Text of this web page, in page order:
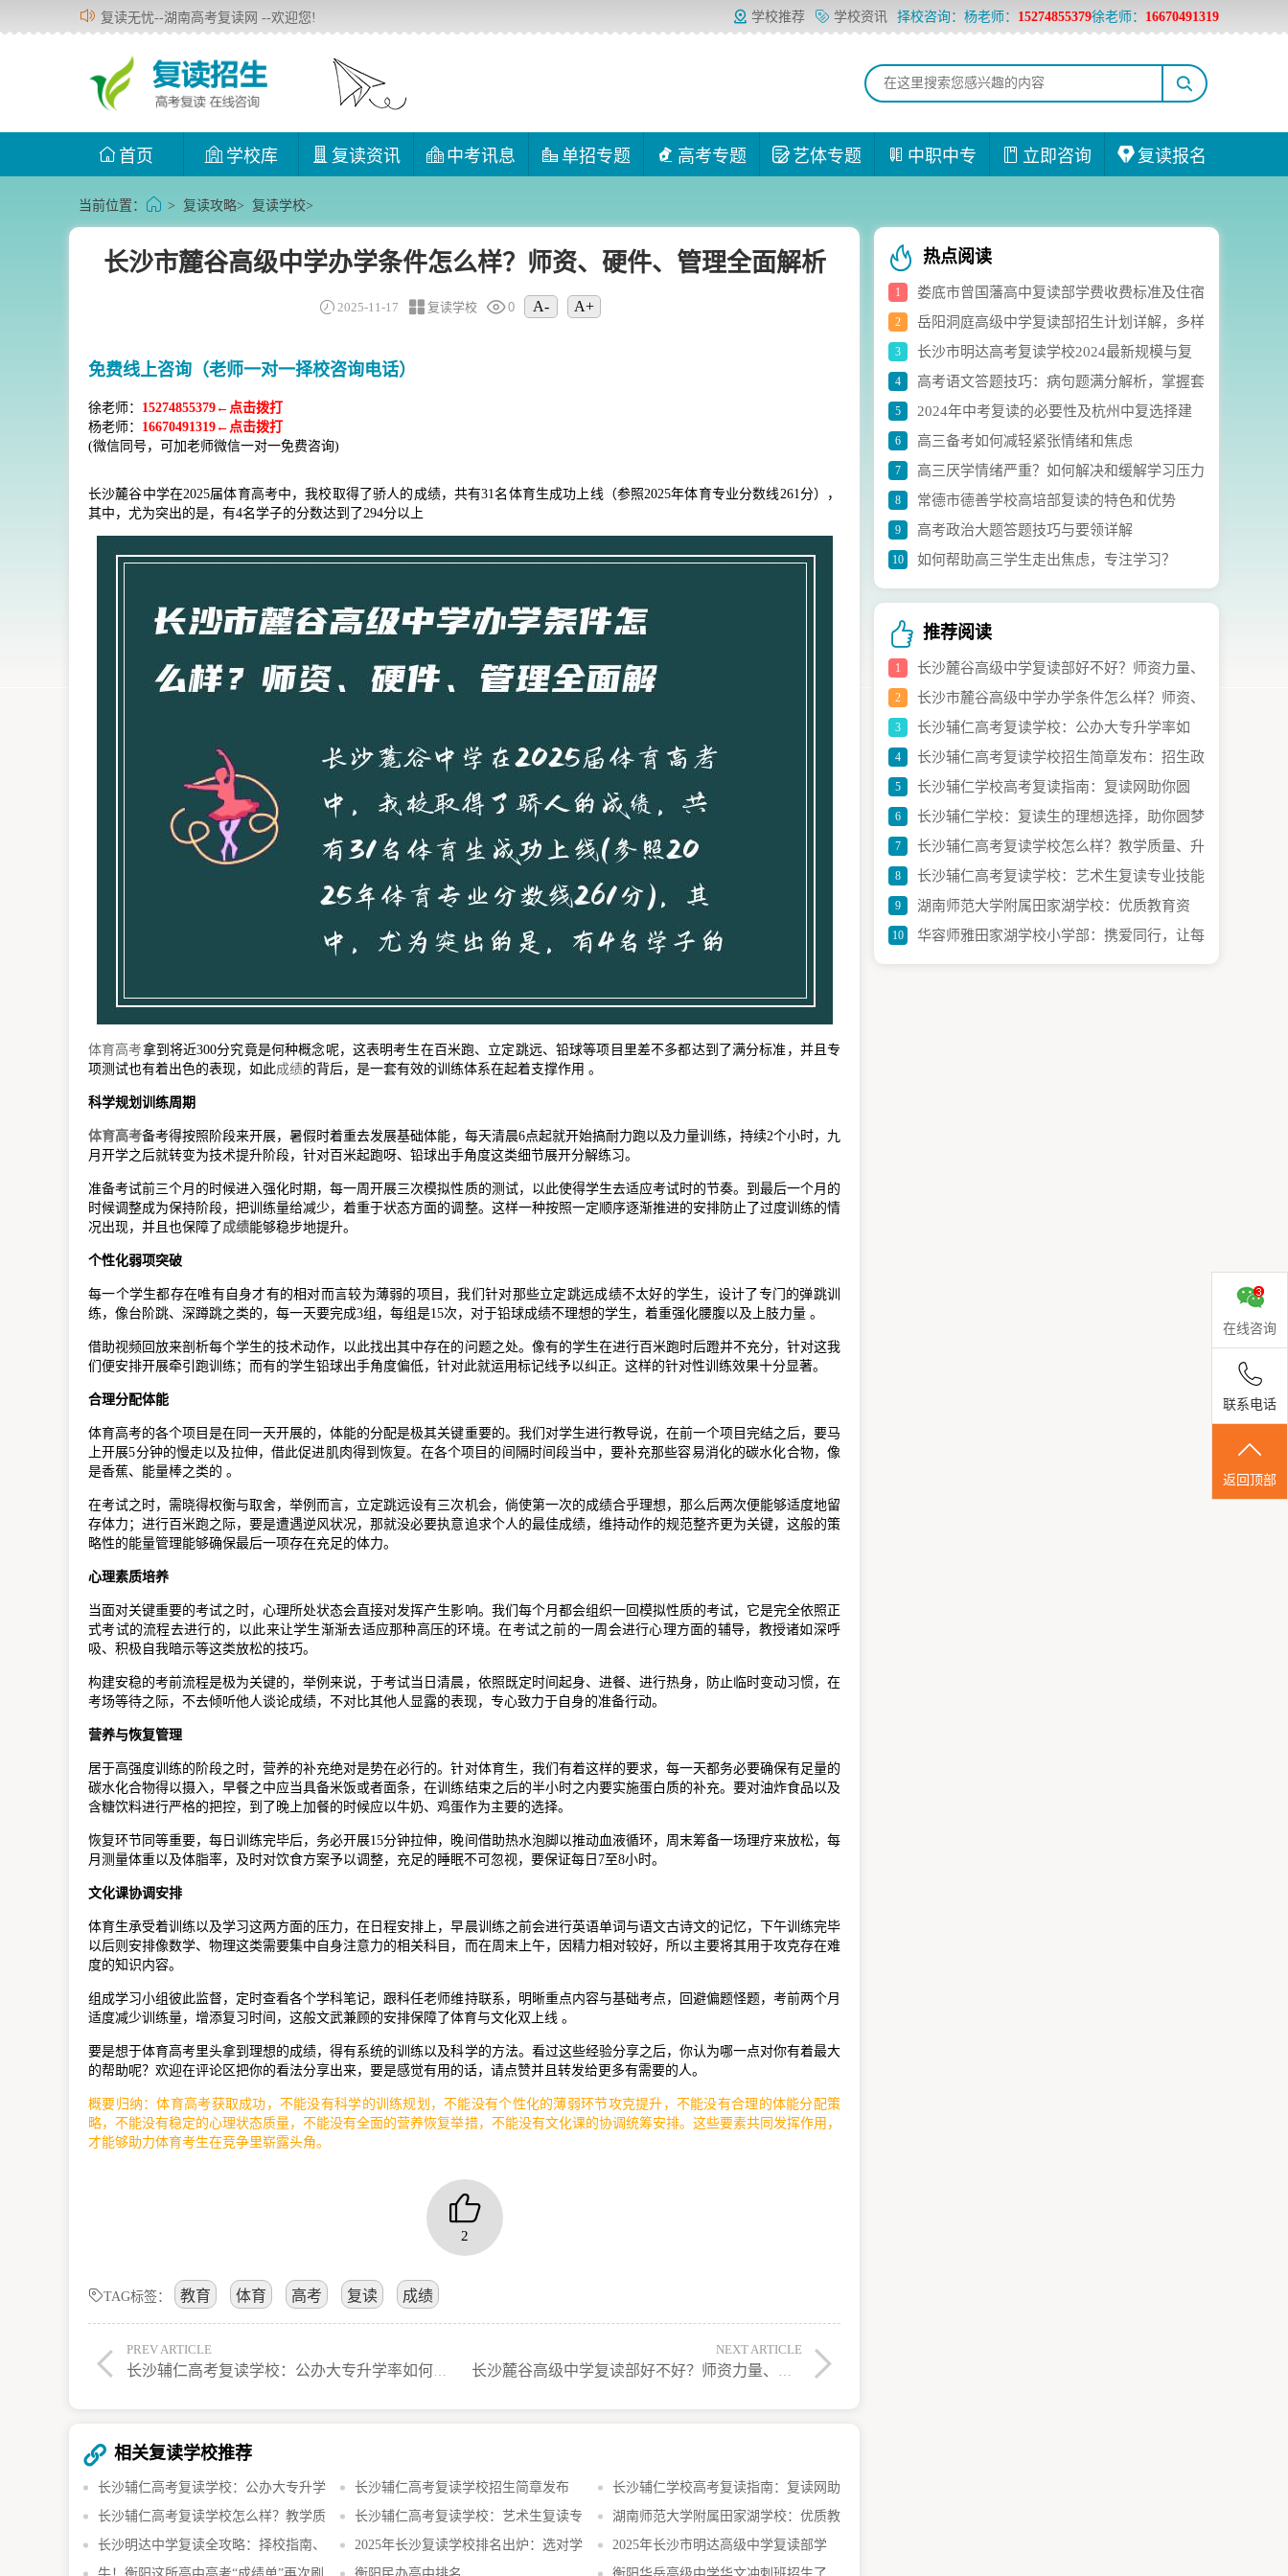
复读无忧--湖南高考复读网 --欢迎您!
首页 学校库 复读资讯 中考讯息 单招专题 高考专题 艺体专题 中职中专 立即咨询 复读报名
学校推荐 学校资讯 择校咨询：杨老师： 15274855379徐老师： 16670491319
当前位置： > 复读攻略> 复读学校>
长沙市麓谷高级中学办学条件怎么样？师资、硬件、管理全面解析
2025-11-17 复读学校 0 A- A+
免费线上咨询（老师一对一择校咨询电话）
徐老师： 15274855379←点击拨打
杨老师： 16670491319←点击拨打
(微信同号，可加老师微信一对一免费咨询)
长沙麓谷中学在2025届体育高考中，我校取得了骄人的成绩，共有31名体育生成功上线（参照2025年体育专业分数线261分），
其中，尤为突出的是，有4名学子的分数达到了294分以上
体育高考拿到将近300分究竟是何种概念呢，这表明考生在百米跑、立定跳远、铅球等项目里差不多都达到了满分标准，并且专
项测试也有着出色的表现，如此成绩的背后，是一套有效的训练体系在起着支撑作用 。
科学规划训练周期
体育高考备考得按照阶段来开展，暑假时着重去发展基础体能，每天清晨6点起就开始搞耐力跑以及力量训练，持续2个小时，九
月开学之后就转变为技术提升阶段，针对百米起跑呀、铅球出手角度这类细节展开分解练习。
准备考试前三个月的时候进入强化时期，每一周开展三次模拟性质的测试，以此使得学生去适应考试时的节奏。到最后一个月的
时候调整成为保持阶段，把训练量给减少，着重于状态方面的调整。这样一种按照一定顺序逐渐推进的安排防止了过度训练的情
况出现，并且也保障了成绩能够稳步地提升。
个性化弱项突破
每一个学生都存在唯有自身才有的相对而言较为薄弱的项目，我们针对那些立定跳远成绩不太好的学生，设计了专门的弹跳训
练，像台阶跳、深蹲跳之类的，每一天要完成3组，每组是15次，对于铅球成绩不理想的学生，着重强化腰腹以及上肢力量 。
借助视频回放来剖析每个学生的技术动作，以此找出其中存在的问题之处。像有的学生在进行百米跑时后蹬并不充分，针对这我
们便安排开展牵引跑训练；而有的学生铅球出手角度偏低，针对此就运用标记线予以纠正。这样的针对性训练效果十分显著。
合理分配体能
体育高考的各个项目是在同一天开展的，体能的分配是极其关键重要的。我们对学生进行教导说，在前一个项目完结之后，要马
上开展5分钟的慢走以及拉伸，借此促进肌肉得到恢复。在各个项目的间隔时间段当中，要补充那些容易消化的碳水化合物，像
是香蕉、能量棒之类的 。
在考试之时，需晓得权衡与取舍，举例而言，立定跳远设有三次机会，倘使第一次的成绩合乎理想，那么后两次便能够适度地留
存体力；进行百米跑之际，要是遭遇逆风状况，那就没必要执意追求个人的最佳成绩，维持动作的规范整齐更为关键，这般的策
略性的能量管理能够确保最后一项存在充足的体力。
心理素质培养
当面对关键重要的考试之时，心理所处状态会直接对发挥产生影响。我们每个月都会组织一回模拟性质的考试，它是完全依照正
式考试的流程去进行的，以此来让学生渐渐去适应那种高压的环境。在考试之前的一周会进行心理方面的辅导，教授诸如深呼
吸、积极自我暗示等这类放松的技巧。
构建安稳的考前流程是极为关键的，举例来说，于考试当日清晨，依照既定时间起身、进餐、进行热身，防止临时变动习惯，在
考场等待之际，不去倾听他人谈论成绩，不对比其他人显露的表现，专心致力于自身的准备行动。
营养与恢复管理
居于高强度训练的阶段之时，营养的补充绝对是势在必行的。针对体育生，我们有着这样的要求，每一天都务必要确保有足量的
碳水化合物得以摄入，早餐之中应当具备米饭或者面条，在训练结束之后的半小时之内要实施蛋白质的补充。要对油炸食品以及
含糖饮料进行严格的把控，到了晚上加餐的时候应以牛奶、鸡蛋作为主要的选择。
恢复环节同等重要，每日训练完毕后，务必开展15分钟拉伸，晚间借助热水泡脚以推动血液循环，周末筹备一场理疗来放松，每
月测量体重以及体脂率，及时对饮食方案予以调整，充足的睡眠不可忽视，要保证每日7至8小时。
文化课协调安排
体育生承受着训练以及学习这两方面的压力，在日程安排上，早晨训练之前会进行英语单词与语文古诗文的记忆，下午训练完毕
以后则安排像数学、物理这类需要集中自身注意力的相关科目，而在周末上午，因精力相对较好，所以主要将其用于攻克存在难
度的知识内容。
组成学习小组彼此监督，定时查看各个学科笔记，跟科任老师维持联系，明晰重点内容与基础考点，回避偏题怪题，考前两个月
适度减少训练量，增添复习时间，这般文武兼顾的安排保障了体育与文化双上线 。
要是想于体育高考里头拿到理想的成绩，得有系统的训练以及科学的方法。看过这些经验分享之后，你认为哪一点对你有着最大
的帮助呢？欢迎在评论区把你的看法分享出来，要是感觉有用的话，请点赞并且转发给更多有需要的人。
概要归纳：体育高考获取成功，不能没有科学的训练规划，不能没有个性化的薄弱环节攻克提升，不能没有合理的体能分配策
略，不能没有稳定的心理状态质量，不能没有全面的营养恢复举措，不能没有文化课的协调统筹安排。这些要素共同发挥作用，
才能够助力体育考生在竞争里崭露头角。
2
TAG标签： 教育 体育 高考 复读 成绩
PREV ARTICLE
长沙辅仁高考复读学校：公办大专升学率如何？全面解析升学数据
NEXT ARTICLE
长沙麓谷高级中学复读部好不好？师资力量、升学率全面解析
相关复读学校推荐
长沙辅仁高考复读学校：公办大专升学 长沙辅仁高考复读学校招生简章发布
长沙辅仁学校高考复读指南：复读网助
长沙辅仁高考复读学校怎么样？教学质
长沙辅仁高考复读学校：艺术生复读专
湖南师范大学附属田家湖学校：优质教
长沙明达中学复读全攻略：择校指南、
2025年长沙复读学校排名出炉：选对学
2025年长沙市明达高级中学复读部学
热点阅读
1
娄底市曾国藩高中复读部学费收费标准及住宿
费用详解
2
岳阳洞庭高级中学复读部招生计划详解，多样
化选科组合助力学生成长
3
长沙市明达高考复读学校2024最新规模与复
读生人数实时统计
4
高考语文答题技巧：病句题满分解析，掌握套
路轻松应对
5
2024年中考复读的必要性及杭州中复选择建
议
6 高三备考如何减轻紧张情绪和焦虑
7 高三厌学情绪严重？如何解决和缓解学习压力
8 常德市德善学校高培部复读的特色和优势
9 高考政治大题答题技巧与要领详解
10 如何帮助高三学生走出焦虑，专注学习？
推荐阅读
1
长沙麓谷高级中学复读部好不好？师资力量、
升学率全面解析
2
长沙市麓谷高级中学办学条件怎么样？师资、
硬件、管理全面解析
3
长沙辅仁高考复读学校：公办大专升学率如
何？全面解析升学数据
4
长沙辅仁高考复读学校招生简章发布：招生政
策、报名条件全解析
5
长沙辅仁学校高考复读指南：复读网助你圆
梦，成功之路从这里开始
6
长沙辅仁学校：复读生的理想选择，助你圆梦
名校！（复读学校推荐）
7
长沙辅仁高考复读学校怎么样？教学质量、升
学率全面解析
8
长沙辅仁高考复读学校：艺术生复读专业技能
提升秘籍，超实用
9
湖南师范大学附属田家湖学校：优质教育资
源，成就学子梦想
10
华容师雅田家湖学校小学部：携爱同行，让每
朵花儿都出彩！——特色教育之路
在线咨询
联系电话
返回顶部